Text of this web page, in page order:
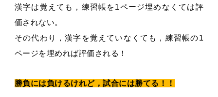
漢字は覚えても，練習帳を1ページ埋めなくては評
価されない。
その代わり，漢字を覚えていなくても，練習帳の1
ページを埋めれば評価される！
勝負には負けるけれど，試合には勝てる！！